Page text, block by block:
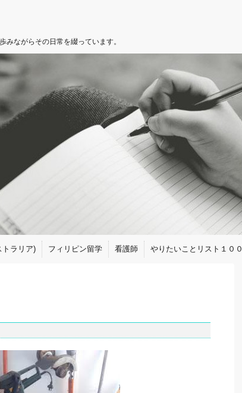
ながらその日常を綴っています。
トラリア) フィリピン留学 看護師 やりたいことリスト１００